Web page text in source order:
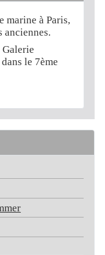
marine à Paris,
anciennes.
le 7ème